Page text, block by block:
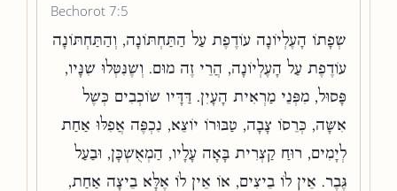
Bechorot 7:5
שְׂפָתוֹ הָעֶלְיוֹנָה עוֹדֶפֶת עַל הַתַּחְתּוֹנָה, וְהַתַּחְתּוֹנָה
עוֹדֶפֶת עַל הָעֶלְיוֹנָה, הֲרֵי זֶה מוּם. וְשֶׁנִּטְּלוּ שִׁנָּיו,
פָּסוּל, מִפְּנֵי מַרְאִית הָעָיִן. דַּדָּיו שׁוֹכְבִים כְּשֶׁל
אִשָּׁה, כְּרֵסוֹ צָבָה, טַבּוּרוֹ יוֹצֵא, נִכְפֶּה אֲפִלּוּ אַחַת
לְיָמִים, רוּחַ קַצְרִית בָּאָה עָלָיו, הַמְאֻשְׁכָּן, וּבַעַל
גֶּבֶר. אֵין לוֹ בֵיצִים, אוֹ אֵין לוֹ אֶלָּא בֵיצָה אַחַת,